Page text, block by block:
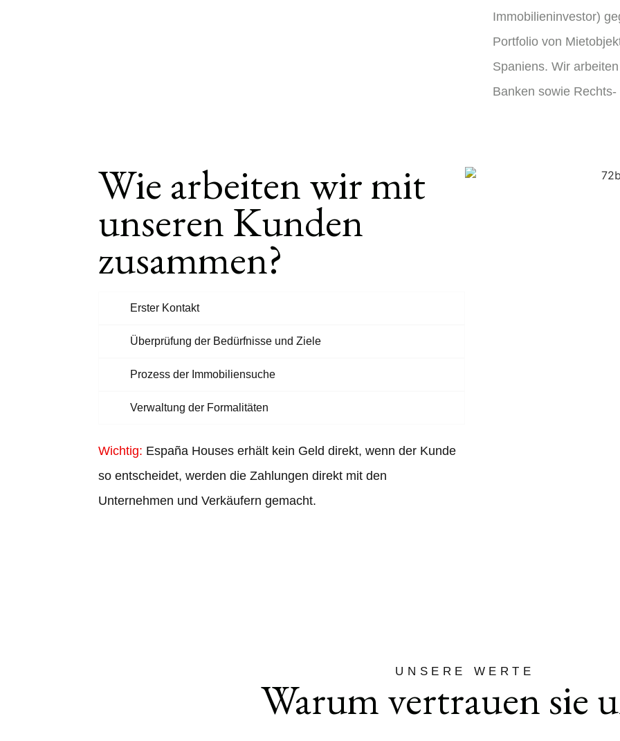
Immobilieninvestor)
Portfolio von
Spaniens. Wir
Banken sowie
Wie arbeiten wir mit
unseren Kunden
zusammen?
Erster Kontakt
Überprüfung der Bedürfnisse und Ziele
Prozess der Immobiliensuche
Verwaltung der Formalitäten
Wichtig: España Houses erhält kein Geld direkt, wenn der Kunde
so entscheidet, werden die Zahlungen direkt mit den
Unternehmen und Verkäufern gemacht.
UNSERE WERTE
Warum vertrauen sie